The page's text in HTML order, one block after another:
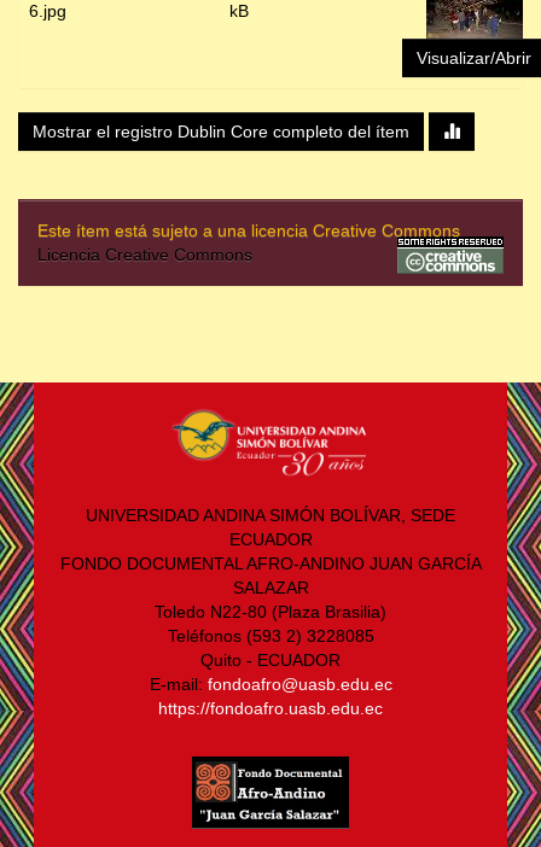
6.jpg
kB
Visualizar/Abrir
Mostrar el registro Dublin Core completo del ítem
Este ítem está sujeto a una licencia Creative Commons
Licencia Creative Commons
UNIVERSIDAD ANDINA SIMÓN BOLÍVAR, SEDE
ECUADOR
FONDO DOCUMENTAL AFRO-ANDINO JUAN GARCÍA
SALAZAR
Toledo N22-80 (Plaza Brasilia)
Teléfonos (593 2) 3228085
Quito - ECUADOR
E-mail: fondoafro@uasb.edu.ec
https://fondoafro.uasb.edu.ec